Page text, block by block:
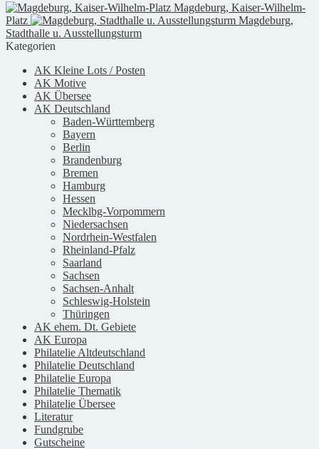
Magdeburg, Kaiser-Wilhelm-
Platz
Magdeburg,
Stadthalle u. Ausstellungsturm
Kategorien
AK Kleine Lots / Posten
AK Motive
AK Übersee
AK Deutschland
Baden-Württemberg
Bayern
Berlin
Brandenburg
Bremen
Hamburg
Hessen
Mecklbg-Vorpommern
Niedersachsen
Nordrhein-Westfalen
Rheinland-Pfalz
Saarland
Sachsen
Sachsen-Anhalt
Schleswig-Holstein
Thüringen
AK ehem. Dt. Gebiete
AK Europa
Philatelie Altdeutschland
Philatelie Deutschland
Philatelie Europa
Philatelie Thematik
Philatelie Übersee
Literatur
Fundgrube
Gutscheine